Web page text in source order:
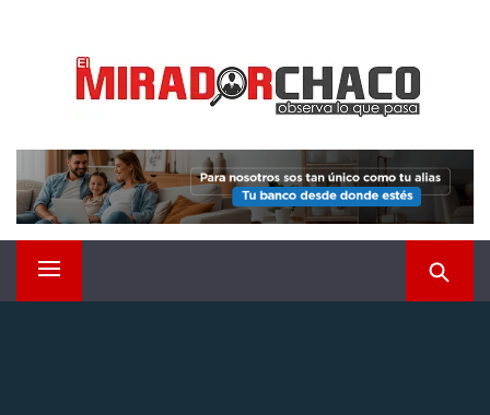
contenido
EL MIRADOR CHACO
Observá lo que pasa
Menú